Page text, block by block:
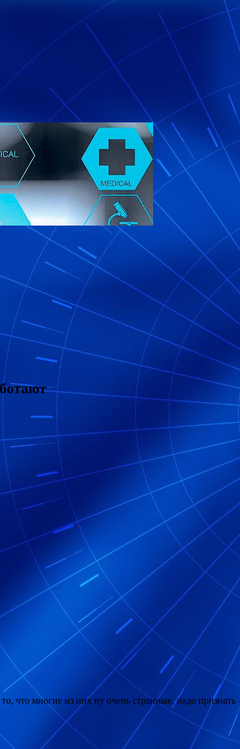
что многие из них ну очень странные, надо признать